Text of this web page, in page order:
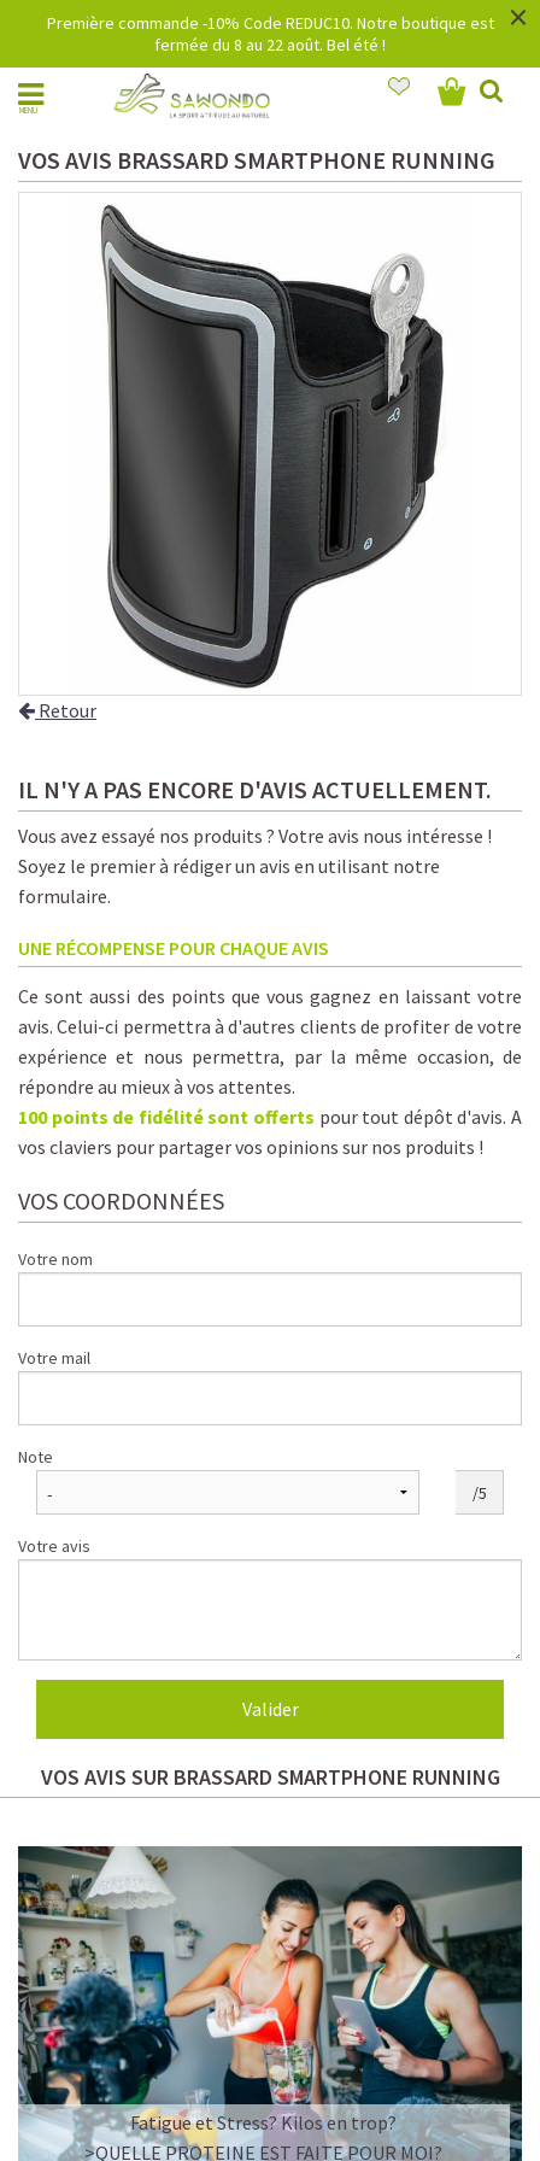
Première commande -10% Code REDUC10. Notre boutique est
fermée du 8 au 22 août. Bel été !
×
MENU
VOS AVIS BRASSARD SMARTPHONE RUNNING
Retour
IL N'Y A PAS ENCORE D'AVIS ACTUELLEMENT.
Vous avez essayé nos produits ? Votre avis nous intéresse !
Soyez le premier à rédiger un avis en utilisant notre
formulaire.
UNE RÉCOMPENSE POUR CHAQUE AVIS
Ce sont aussi des points que vous gagnez en laissant votre
avis. Celui-ci permettra à d'autres clients de profiter de votre
expérience et nous permettra, par la même occasion, de
répondre au mieux à vos attentes.
100 points de fidélité sont offerts pour tout dépôt d'avis. A
vos claviers pour partager vos opinions sur nos produits !
VOS COORDONNÉES
Votre nom
Votre mail
Note
/5
Votre avis
VOS AVIS SUR BRASSARD SMARTPHONE RUNNING
Fatigue et Stress? Kilos en trop?
>QUELLE PROTEINE EST FAITE POUR MOI?